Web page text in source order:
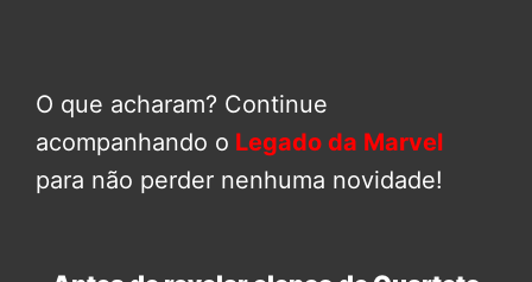
O que acharam? Continue
acompanhando o Legado da Marvel
para não perder nenhuma novidade!